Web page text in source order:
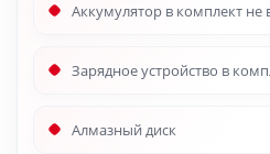
Аккумулятор в комплект не
Зарядное устройство в
Алмазный диск